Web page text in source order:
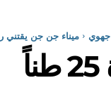
جهوي ميناء جن جن يقتني